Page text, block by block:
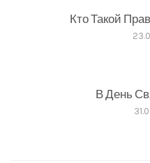
Кто Такой
В День